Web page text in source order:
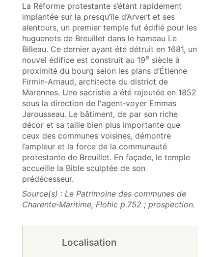
La Réforme protestante s’étant rapidement
implantée sur la presqu’île d’Arvert et ses
alentours, un premier temple fut édifié pour les
huguenots de Breuillet dans le hameau Le
Billeau. Ce dernier ayant été détruit en 1681, un
nouvel édifice est construit au 19e siècle à
proximité du bourg selon les plans d’Étienne
Firmin‑Arnaud, architecte du district de
Marennes. Une sacristie a été rajoutée en 1852
sous la direction de l'agent‑voyer Emmas
Jarousseau. Le bâtiment, de par son riche
décor et sa taille bien plus importante que
ceux des communes voisines, démontre
l’ampleur et la force de la communauté
protestante de Breuillet. En façade, le temple
accueille la Bible sculptée de son
prédécesseur.
Source(s) : Le Patrimoine des communes de
Charente‑Maritime, Flohic p.752 ; prospection.
Localisation